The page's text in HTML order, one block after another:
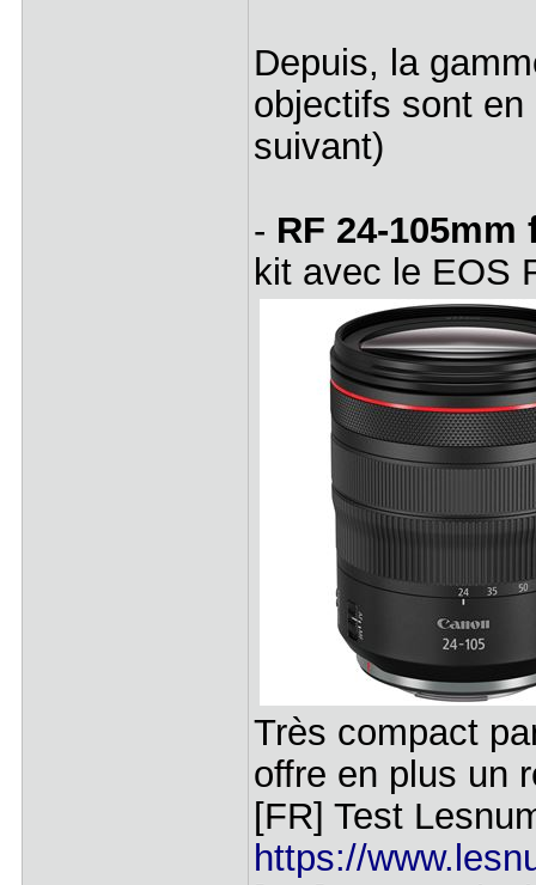
Depuis, la
objectifs sont
suivant)
- RF 24-105mm
kit avec le EOS
Très compact
offre en plus un
[FR] Test
https://